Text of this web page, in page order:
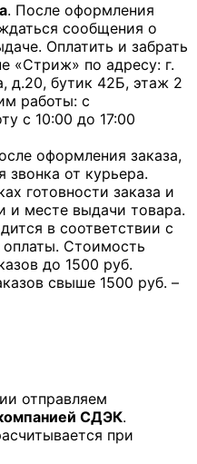
. После оформления
сообщения о
Оплатить и забрать
«Стриж» по адресу: г.
д.20, бутик 42Б, этаж 2
работы: с
с 10:00 до 17:00
оформления заказа,
от курьера.
готовности заказа и
и месте выдачи товара.
в соответствии с
Стоимость
до 1500 руб.
свыше 1500 руб. –
отправляем
СДЭК.
при